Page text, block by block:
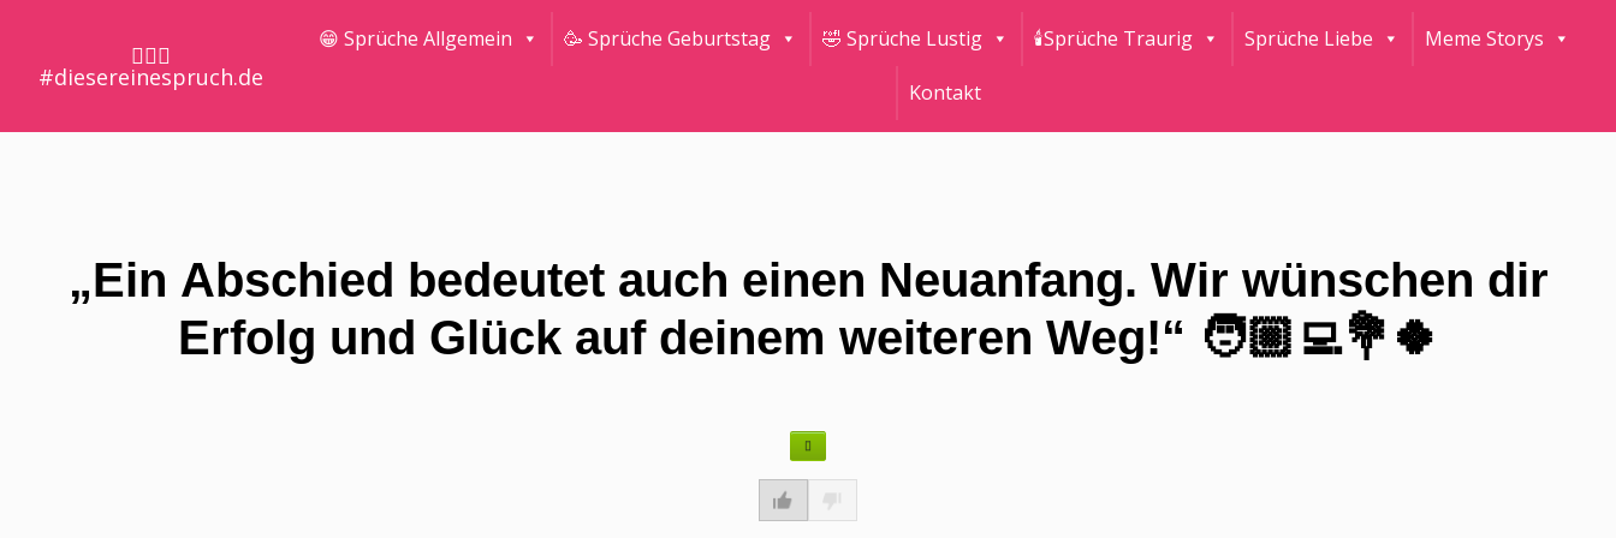
🤷🏼‍♀️
#diesereinespruch.de
😁 Sprüche Allgemein 🥳 Sprüche Geburtstag 🤣 Sprüche Lustig 🕯Sprüche Traurig Sprüche Liebe Meme Storys
Kontakt
„Ein Abschied bedeutet auch einen Neuanfang. Wir wünschen dir
Erfolg und Glück auf deinem weiteren Weg!“ 🧑🏼‍💻💐🍀